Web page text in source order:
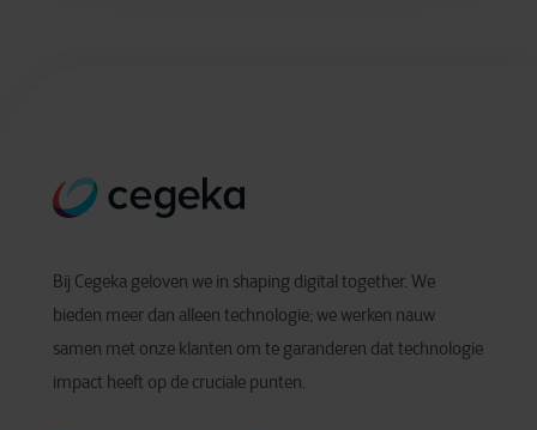
Bij Cegeka geloven we in shaping digital together. We
bieden meer dan alleen technologie; we werken nauw
samen met onze klanten om te garanderen dat technologie
impact heeft op de cruciale punten.